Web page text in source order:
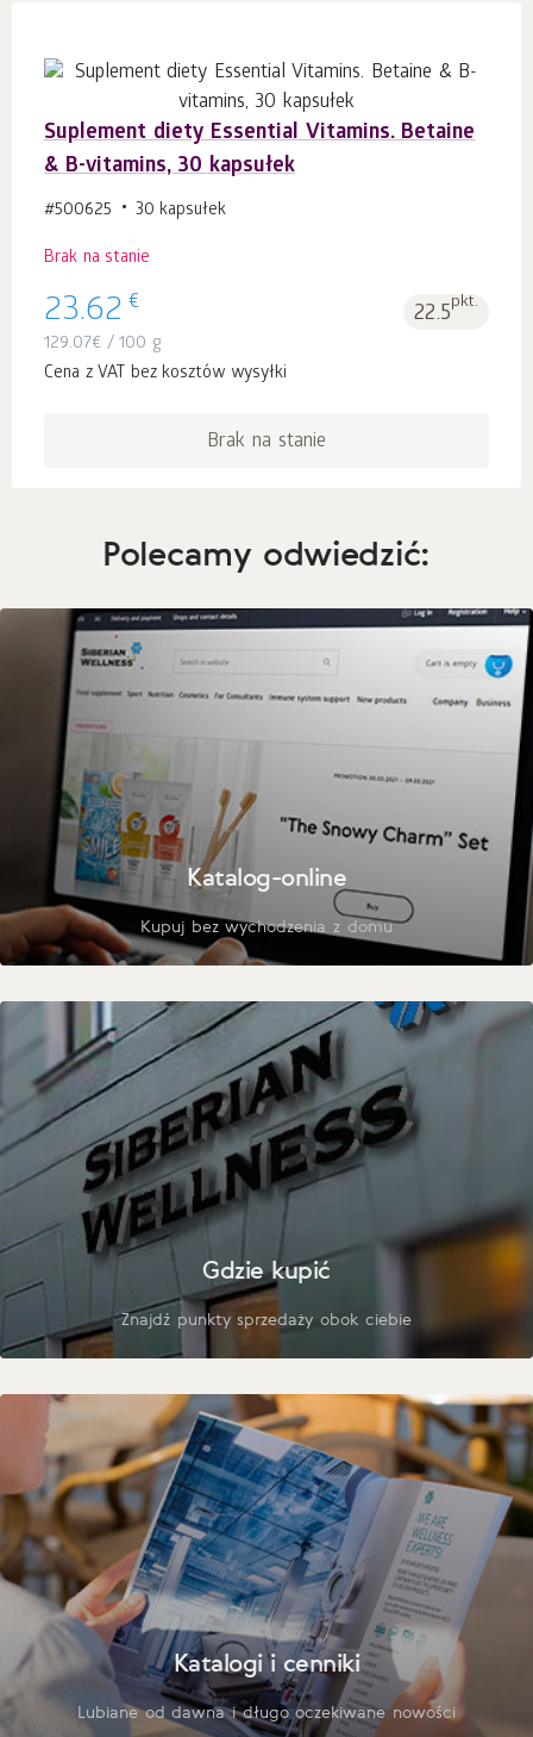
Suplement diety Essential Vitamins. Betaine
& B-vitamins, 30 kapsułek
#500625 30 kapsułek
Brak na stanie
23.62 € 22.5pkt.
129.07€ / 100 g
Cena z VAT bez kosztów wysyłki
Brak na stanie
Polecamy odwiedzić:
Katalog-online
Kupuj bez wychodzenia z domu
Gdzie kupić
Znajdź punkty sprzedaży obok ciebie
Katalogi i cenniki
Lubiane od dawna i długo oczekiwane nowości